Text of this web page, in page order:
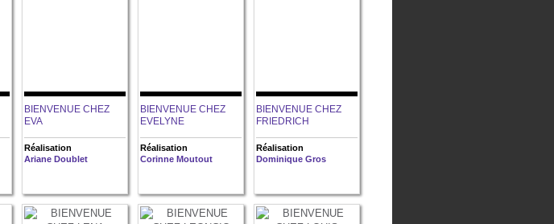
BIENVENUE CHEZ
EVA
Réalisation
Ariane Doublet
BIENVENUE CHEZ
EVELYNE
Réalisation
Corinne Moutout
BIENVENUE CHEZ
FRIEDRICH
Réalisation
Dominique Gros